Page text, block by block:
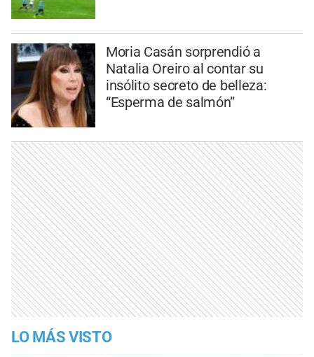
Moria Casán sorprendió a
Natalia Oreiro al contar su
insólito secreto de belleza:
“Esperma de salmón”
LO MÁS VISTO